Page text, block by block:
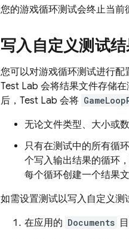
您的游戏循环测试会终止当前
写入自定义测试
您可以对游戏循环测试进行配
Test Lab 会将结果文件存储
后， Test Lab 会将
无论文件类型、大小或
只有在测试中的所有循
个写入输出结果的循环
每个循环创建一个结果
如需设置测试以写入自定义测
在应用的 Documents